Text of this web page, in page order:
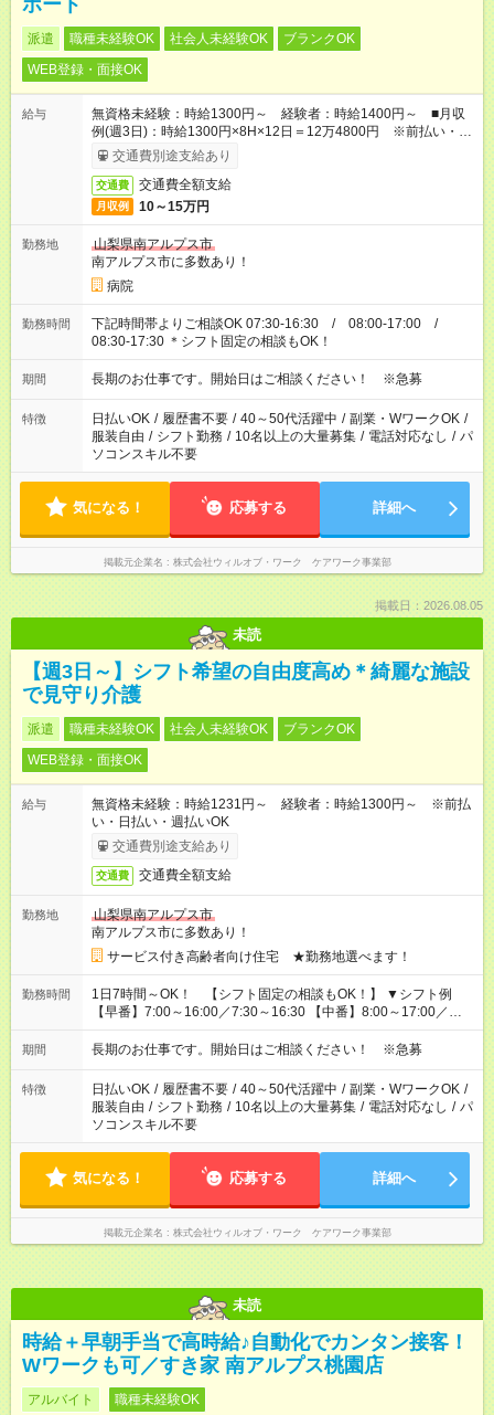
ポート
派遣 職種未経験OK 社会人未経験OK
ブランクOK
WEB登録・面接OK
給与
無資格未経験：時給1300円～ 経験者：時給1400円～ ■月収
例(週3日)：時給1300円×8H×12日＝12万4800円 ※前払い・日
払い・週払いOK
交通費別途支給あり
交通費 交通費全額支給
月収例 10～15万円
勤務地
山梨県南アルプス市
南アルプス市に多数あり！
病院
勤務時間
下記時間帯よりご相談OK 07:30-16:30 / 08:00-17:00 /
08:30-17:30 ＊シフト固定の相談もOK！
期間 長期のお仕事です。開始日はご相談ください！ ※急募
特徴 日払いOK / 履歴書不要 / 40～50代活躍中 / 副業・WワークOK /
服装自由 / シフト勤務 / 10名以上の大量募集 / 電話対応なし / パ
ソコンスキル不要
気になる！ 応募する 詳細へ
掲載元企業名 株式会社ウィルオブ・ワーク ケアワーク事業部
掲載日：2026.08.05
未読
【週3日～】シフト希望の自由度高め＊綺麗な施設
で見守り介護
派遣 職種未経験OK 社会人未経験OK
ブランクOK
WEB登録・面接OK
給与
無資格未経験：時給1231円～ 経験者：時給1300円～ ※前払
い・日払い・週払いOK
交通費別途支給あり
交通費 交通費全額支給
勤務地
山梨県南アルプス市
南アルプス市に多数あり！
サービス付き高齢者向け住宅 ★勤務地選べます！
勤務時間
1日7時間～OK！ 【シフト固定の相談もOK！】 ▼シフト例
【早番】7:00～16:00／7:30～16:30 【中番】8:00～17:00／
9:00～18:00 【遅番】11:00～20:00／13:00～22:00 「保育園の
お迎えや家庭との両立でこの時間までには帰りたい」など相談
期間 長期のお仕事です。開始日はご相談ください！ ※急募
特徴 日払いOK / 履歴書不要 / 40～50代活躍中 / 副業・WワークOK /
服装自由 / シフト勤務 / 10名以上の大量募集 / 電話対応なし / パ
ソコンスキル不要
気になる！ 応募する 詳細へ
掲載元企業名 株式会社ウィルオブ・ワーク ケアワーク事業部
未読
時給＋早朝手当で高時給♪自動化でカンタン接客！
Wワークも可／すき家 南アルプス桃園店
アルバイト 職種未経験OK